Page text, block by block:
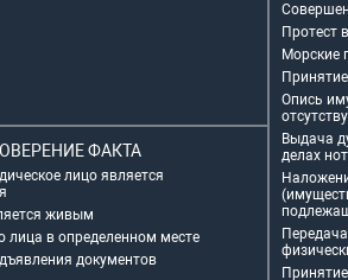
ФАКТА
лицо является
живым
лица в определенном месте
документов
Протест
Морские
Опись
Выдача
делах